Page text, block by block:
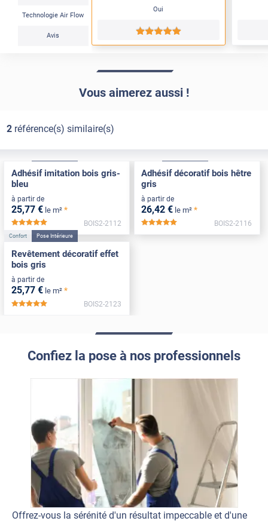
Technologie Air Flow
Avis
Oui
*****
Vous aimerez aussi !
2référence(s) similaire(s)
Adhésif imitation bois gris-
bleu
à partir de
25,77 € le m² *
*****
BOIS2-2112
Adhésif décoratif bois hêtre
gris
à partir de
26,42 € le m² *
BOIS2-2116
Confort Pose Intérieure
Revêtement décoratif effet
bois gris
à partir de
25,77 € le m² *
*****
BOIS2-2123
Confiez la pose à nos professionnels
Offrez-vous la sérénité d'un résultat impeccable et d'une